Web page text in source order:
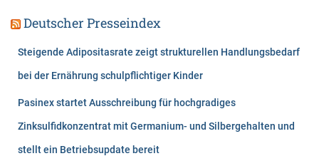
Deutscher Presseindex
Steigende Adipositasrate zeigt strukturellen Handlungsbedarf
bei der Ernährung schulpflichtiger Kinder
Pasinex startet Ausschreibung für hochgradiges
Zinksulfidkonzentrat mit Germanium- und Silbergehalten und
stellt ein Betriebsupdate bereit